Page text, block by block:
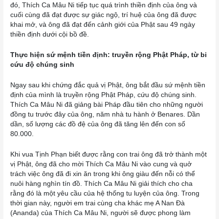
đó, Thích Ca Mâu Ni tiếp tục quá trình thiền định của ông và
cuối cùng đã đạt được sự giác ngộ, trí huệ của ông đã được
khai mở, và ông đã đạt đến cảnh giới của Phật sau 49 ngày
thiền định dưới cội bồ đề.
Thực hiện sứ mệnh tiền định: truyền rộng Phật Pháp, từ bi
cứu độ chúng sinh
Ngay sau khi chứng đắc quả vị Phật, ông bắt đầu sứ mệnh tiền
định của mình là truyền rộng Phật Pháp, cứu độ chúng sinh.
Thích Ca Mâu Ni đã giảng bài Pháp đầu tiên cho những người
đồng tu trước đây của ông, năm nhà tu hành ở Benares. Dần
dần, số lượng các đồ đệ của ông đã tăng lên đến con số
80.000.
Khi vua Tịnh Phạn biết được rằng con trai ông đã trở thành một
vị Phật, ông đã cho mời Thích Ca Mâu Ni vào cung và quở
trách việc ông đã đi xin ăn trong khi ông giàu đến nỗi có thể
nuôi hàng nghìn tín đồ. Thích Ca Mâu Ni giải thích cho cha
rằng đó là một yêu cầu của hệ thống tu luyện của ông. Trong
thời gian này, người em trai cùng cha khác mẹ A Nan Đà
(Ananda) của Thích Ca Mâu Ni, người sẽ được phong làm